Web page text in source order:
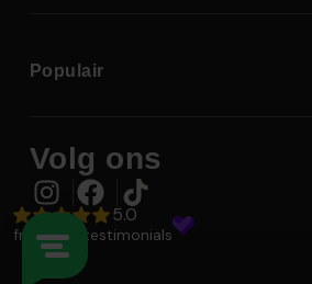
Populair
Volg ons